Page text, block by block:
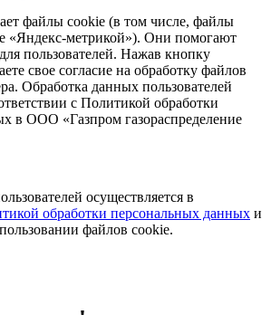
файлы cookie (в том числе, файлы
«Яндекс-метрикой»). Они помогают
пользователей. Нажав кнопку
свое согласие на обработку файлов
Обработка данных пользователей
с Политикой обработки
в ООО «Газпром газораспределение
осуществляется в
обработки персональных данных и
файлов cookie.